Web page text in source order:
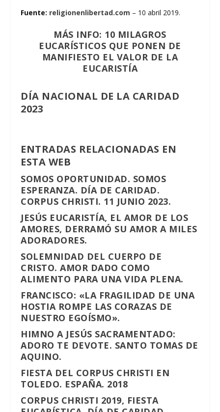
Fuente: religionenlibertad.com – 10 abril 2019.
MÁS INFO: 10 MILAGROS
EUCARÍSTICOS QUE PONEN DE
MANIFIESTO EL VALOR DE LA
EUCARISTÍA
DÍA NACIONAL DE LA CARIDAD
2023
ENTRADAS RELACIONADAS EN
ESTA WEB
SOMOS OPORTUNIDAD. SOMOS
ESPERANZA. DÍA DE CARIDAD.
CORPUS CHRISTI. 11 JUNIO 2023.
JESÚS EUCARISTÍA, EL AMOR DE LOS
AMORES, DERRAMÓ SU AMOR A MILES
ADORADORES.
SOLEMNIDAD DEL CUERPO DE
CRISTO. AMOR DADO COMO
ALIMENTO PARA UNA VIDA PLENA.
FRANCISCO: «LA FRAGILIDAD DE UNA
HOSTIA ROMPE LAS CORAZAS DE
NUESTRO EGOÍSMO».
HIMNO A JESÚS SACRAMENTADO:
ADORO TE DEVOTE. SANTO TOMAS DE
AQUINO.
FIESTA DEL CORPUS CHRISTI EN
TOLEDO. ESPAÑA. 2018
CORPUS CHRISTI 2019, FIESTA